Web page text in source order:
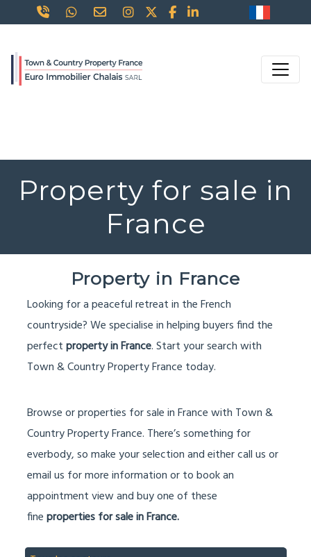
Property for sale in
France
Property in France
Looking for a peaceful retreat in the French
countryside? We specialise in helping buyers find the
perfectproperty in France. Start your search with
Town & Country Property France today.
Browse or properties for sale in France with Town &
Country Property France. There’s something for
everbody, so make your selection and either call us or
email us for more information or to book an
appointment view and buy one of these
fineproperties for sale in France.